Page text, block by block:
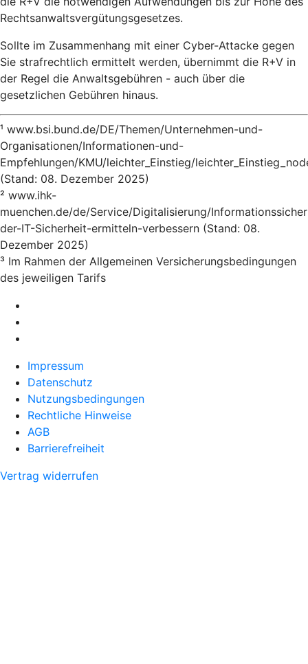
Rechtsanwaltsvergütungsgesetzes.
Sollte im Zusammenhang mit einer Cyber-Attacke gegen
Sie strafrechtlich ermittelt werden, übernimmt die R+V in
der Regel die Anwaltsgebühren - auch über die
gesetzlichen Gebühren hinaus.
¹ www.bsi.bund.de/DE/Themen/Unternehmen-und-
Organisationen/Informationen-und-
Empfehlungen/KMU/leichter_Einstieg/
(Stand: 08. Dezember 2025)
² www.ihk-
muenchen.de/de/Service/Digitalisierung/
der-IT-Sicherheit-ermitteln-verbessern (Stand: 08.
Dezember 2025)
³ Im Rahmen der Allgemeinen Versicherungsbedingungen
des jeweiligen Tarifs
Impressum
Datenschutz
Nutzungsbedingungen
Rechtliche Hinweise
AGB
Barrierefreiheit
Vertrag widerrufen